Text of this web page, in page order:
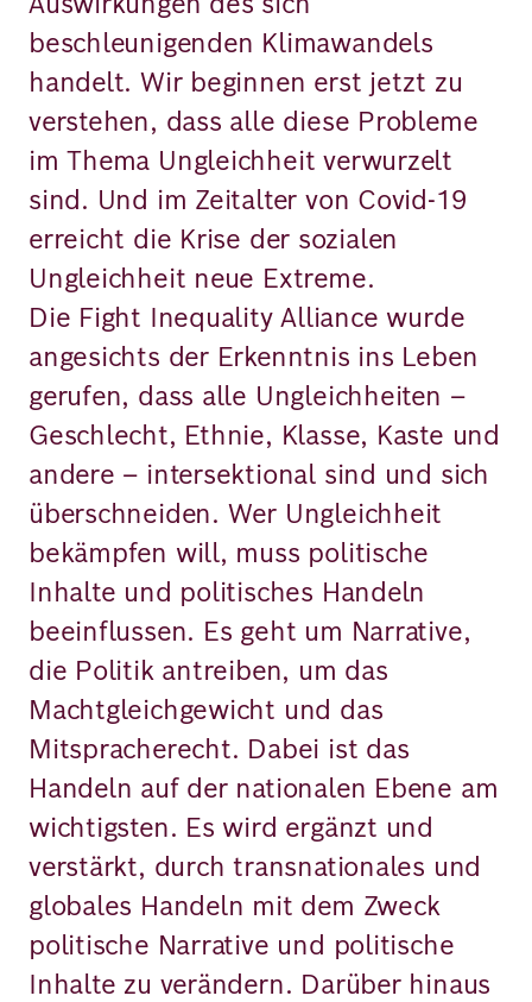
beschleunigenden Klimawandels
handelt. Wir beginnen erst jetzt zu
verstehen, dass alle diese Probleme
im Thema Ungleichheit verwurzelt
sind. Und im Zeitalter von Covid-19
erreicht die Krise der sozialen
Ungleichheit neue Extreme.
Die Fight Inequality Alliance wurde
angesichts der Erkenntnis ins Leben
gerufen, dass alle Ungleichheiten –
Geschlecht, Ethnie, Klasse, Kaste und
andere – intersektional sind und sich
überschneiden. Wer Ungleichheit
bekämpfen will, muss politische
Inhalte und politisches Handeln
beeinflussen. Es geht um Narrative,
die Politik antreiben, um das
Machtgleichgewicht und das
Mitspracherecht. Dabei ist das
Handeln auf der nationalen Ebene am
wichtigsten. Es wird ergänzt und
verstärkt, durch transnationales und
globales Handeln mit dem Zweck
politische Narrative und politische
Inhalte zu verändern. Darüber hinaus